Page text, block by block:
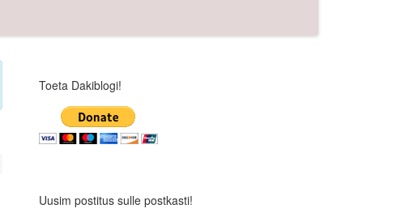
Toeta Dakiblogi!
Uusim postitus sulle postkasti!